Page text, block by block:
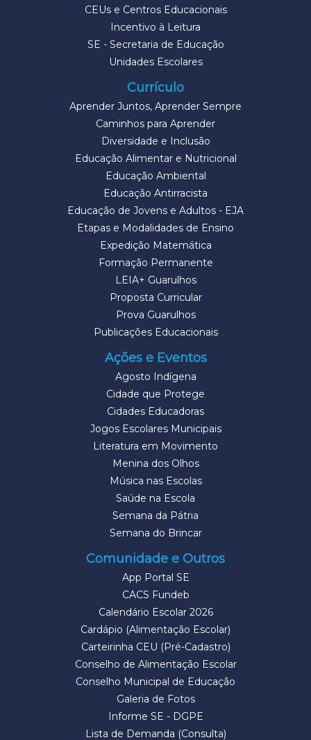
CEUs e Centros Educacionais
Incentivo à Leitura
SE - Secretaria de Educação
Unidades Escolares
Currículo
Aprender Juntos, Aprender Sempre
Caminhos para Aprender
Diversidade e Inclusão
Educação Alimentar e Nutricional
Educação Ambiental
Educação Antirracista
Educação de Jovens e Adultos - EJA
Etapas e Modalidades de Ensino
Expedição Matemática
Formação Permanente
LEIA+ Guarulhos
Proposta Curricular
Prova Guarulhos
Publicações Educacionais
Ações e Eventos
Agosto Indígena
Cidade que Protege
Cidades Educadoras
Jogos Escolares Municipais
Literatura em Movimento
Menina dos Olhos
Música nas Escolas
Saúde na Escola
Semana da Pátria
Semana do Brincar
Comunidade e Outros
App Portal SE
CACS Fundeb
Calendário Escolar 2026
Cardápio (Alimentação Escolar)
Carteirinha CEU (Pré-Cadastro)
Conselho de Alimentação Escolar
Conselho Municipal de Educação
Galeria de Fotos
Informe SE - DGPE
Lista de Demanda (Consulta)